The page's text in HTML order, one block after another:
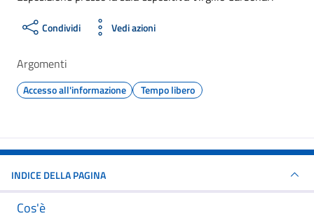
Condividi Vedi azioni
Argomenti
Accesso all'informazione Tempo libero
INDICE DELLA PAGINA
Cos'è